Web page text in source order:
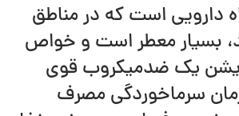
دارویی است که در مناطق
بسیار معطر است و خواص
یک ضدمیکروب قوی
سرماخوردگی مصرف